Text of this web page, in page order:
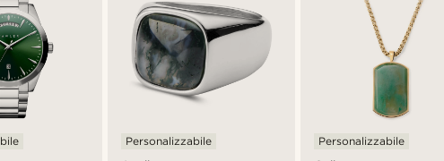
Personalizzabile Personalizzabile